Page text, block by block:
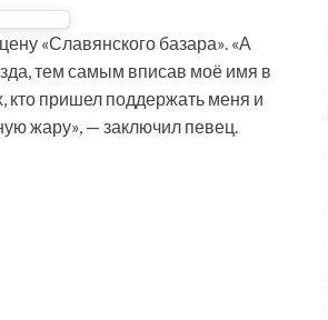
«Славянского базара». «А
тем самым вписав моё имя в
кто пришел поддержать меня и
жару», — заключил певец.